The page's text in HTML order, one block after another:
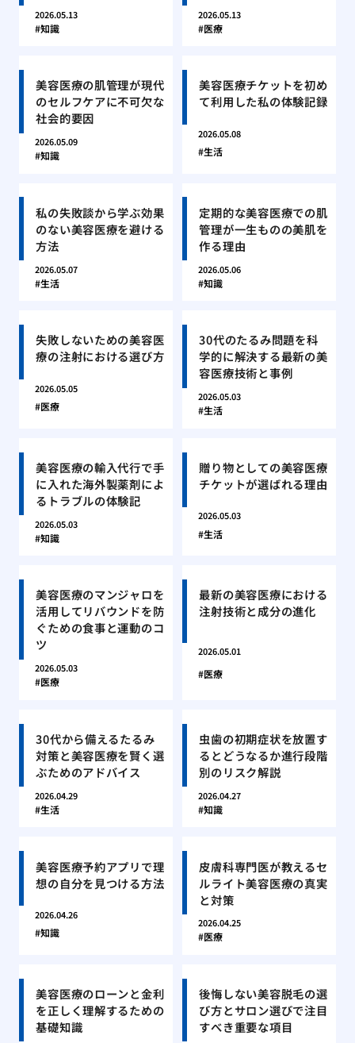
2026.05.13
知識
2026.05.13
医療
美容医療の肌管理が現代
のセルフケアに不可欠な
社会的要因
2026.05.09
知識
美容医療チケットを初め
て利用した私の体験記録
2026.05.08
生活
私の失敗談から学ぶ効果
のない美容医療を避ける
方法
2026.05.07
生活
定期的な美容医療での肌
管理が一生ものの美肌を
作る理由
2026.05.06
知識
失敗しないための美容医
療の注射における選び方
2026.05.05
医療
30代のたるみ問題を科
学的に解決する最新の美
容医療技術と事例
2026.05.03
生活
美容医療の輸入代行で手
に入れた海外製薬剤によ
るトラブルの体験記
2026.05.03
知識
贈り物としての美容医療
チケットが選ばれる理由
2026.05.03
生活
美容医療のマンジャロを
活用してリバウンドを防
ぐための食事と運動のコ
ツ
2026.05.03
医療
最新の美容医療における
注射技術と成分の進化
2026.05.01
医療
30代から備えるたるみ
対策と美容医療を賢く選
ぶためのアドバイス
2026.04.29
生活
虫歯の初期症状を放置す
るとどうなるか進行段階
別のリスク解説
2026.04.27
知識
美容医療予約アプリで理
想の自分を見つける方法
2026.04.26
知識
皮膚科専門医が教えるセ
ルライト美容医療の真実
と対策
2026.04.25
医療
美容医療のローンと金利
を正しく理解するための
基礎知識
後悔しない美容脱毛の選
び方とサロン選びで注目
すべき重要な項目